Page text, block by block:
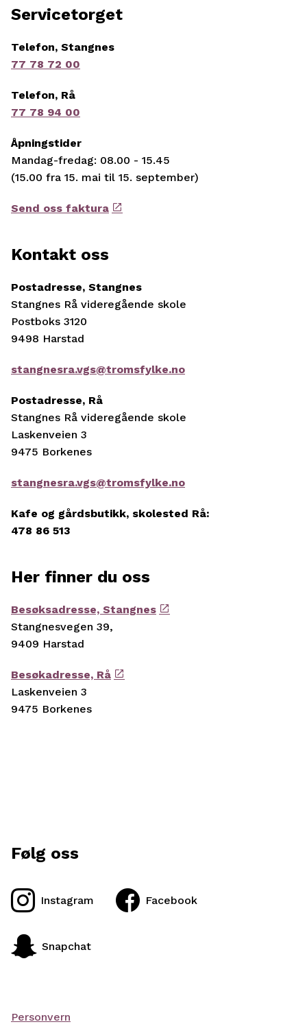
Servicetorget
Telefon, Stangnes
77 78 72 00
Telefon, Rå
77 78 94 00
Åpningstider
Mandag-fredag: 08.00 - 15.45
(15.00 fra 15. mai til 15. september)
Send oss faktura
Kontakt oss
Postadresse, Stangnes
Stangnes Rå videregående skole
Postboks 3120
9498 Harstad
stangnesra.vgs@tromsfylke.no
Postadresse, Rå
Stangnes Rå videregående skole
Laskenveien 3
9475 Borkenes
stangnesra.vgs@tromsfylke.no
Kafe og gårdsbutikk, skolested Rå:
478 86 513
Her finner du oss
Besøksadresse, Stangnes
Stangnesvegen 39,
9409 Harstad
Besøkadresse, Rå
Laskenveien 3
9475 Borkenes
Følg oss
Instagram Facebook
Snapchat
Personvern